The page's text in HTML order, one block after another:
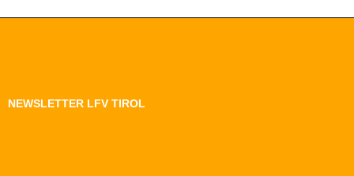
NEWSLETTER LFV TIROL